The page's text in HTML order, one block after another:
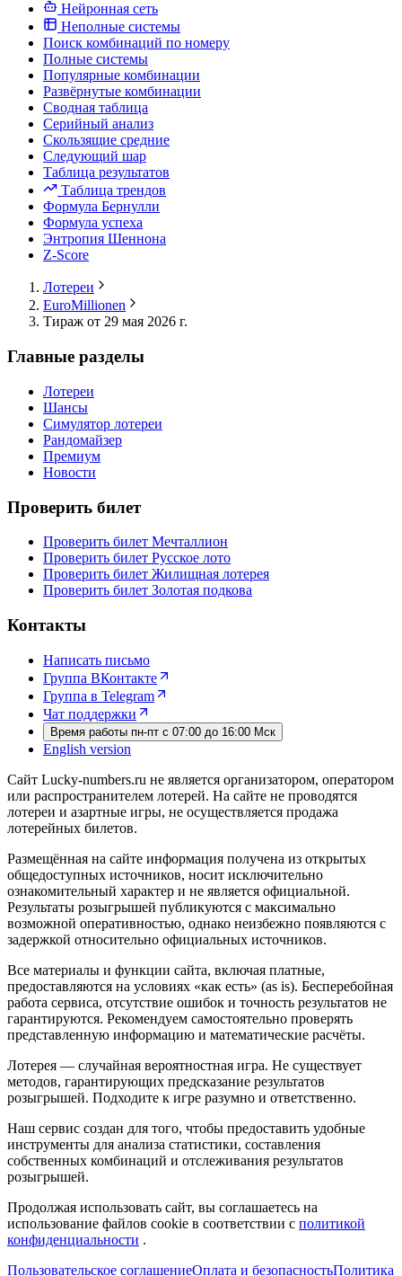
Нейронная сеть
Неполные системы
Поиск комбинаций по номеру
Полные системы
Популярные комбинации
Развёрнутые комбинации
Сводная таблица
Серийный анализ
Скользящие средние
Следующий шар
Таблица результатов
Таблица трендов
Формула Бернулли
Формула успеха
Энтропия Шеннона
Z-Score
Лотереи
EuroMillionen
Тираж от 29 мая 2026 г.
Главные разделы
Лотереи
Шансы
Симулятор лотереи
Рандомайзер
Премиум
Новости
Проверить билет
Проверить билет Мечталлион
Проверить билет Русское лото
Проверить билет Жилищная лотерея
Проверить билет Золотая подкова
Контакты
Написать письмо
Группа ВКонтакте
Группа в Telegram
Чат поддержки
Время работы пн-пт с 07:00 до 16:00 Мск
English version
Сайт Lucky-numbers.ru не является организатором, оператором
или распространителем лотерей. На сайте не проводятся
лотереи и азартные игры, не осуществляется продажа
лотерейных билетов.
Размещённая на сайте информация получена из открытых
общедоступных источников, носит исключительно
ознакомительный характер и не является официальной.
Результаты розыгрышей публикуются с максимально
возможной оперативностью, однако неизбежно появляются с
задержкой относительно официальных источников.
Все материалы и функции сайта, включая платные,
предоставляются на условиях «как есть» (as is). Бесперебойная
работа сервиса, отсутствие ошибок и точность результатов не
гарантируются. Рекомендуем самостоятельно проверять
представленную информацию и математические расчёты.
Лотерея — случайная вероятностная игра. Не существует
методов, гарантирующих предсказание результатов
розыгрышей. Подходите к игре разумно и ответственно.
Наш сервис создан для того, чтобы предоставить удобные
инструменты для анализа статистики, составления
собственных комбинаций и отслеживания результатов
розыгрышей.
Продолжая использовать сайт, вы соглашаетесь на
использование файлов cookie в соответствии с политикой
конфиденциальности .
Пользовательское соглашениеОплата и безопасностьПолитика